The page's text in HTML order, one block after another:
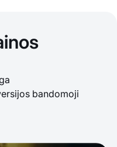
bandomoji